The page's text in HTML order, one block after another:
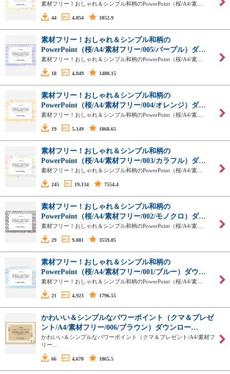
素材フリー！おしゃれ＆シンプル和柄のPowerPoint（桜/A4/素…
44 4,854 1852.9
素材フリー！おしゃれ＆シンプル和柄の
PowerPoint（桜/A4/素材フリー/005/パープル）ダ…
素材フリー！おしゃれ＆シンプル和柄のPowerPoint（桜/A4/素…
18 4,049 1480.15
素材フリー！おしゃれ＆シンプル和柄の
PowerPoint（桜/A4/素材フリー/004/オレンジ）ダ…
素材フリー！おしゃれ＆シンプル和柄のPowerPoint（桜/A4/素…
19 5,149 1868.65
素材フリー！おしゃれ＆シンプル和柄の
PowerPoint（桜/A4/素材フリー/003/カラフル）ダ…
素材フリー！おしゃれ＆シンプル和柄のPowerPoint（桜/A4/素…
245 19,134 7554.4
素材フリー！おしゃれ＆シンプル和柄の
PowerPoint（桜/A4/素材フリー/002/モノクロ）ダ…
素材フリー！おしゃれ＆シンプル和柄のPowerPoint（桜/A4/素…
29 9,881 3559.85
素材フリー！おしゃれ＆シンプル和柄の
PowerPoint（桜/A4/素材フリー/001/ブルー）ダウ…
素材フリー！おしゃれ＆シンプル和柄のPowerPoint（桜/A4/素…
21 4,923 1796.55
かわいい＆シンプルなパワーポイント（クマ＆プレゼ
ント/A4/素材フリー/006/ブラウン）ダウンロー…
かわいい＆シンプルなパワーポイント（クマ＆プレゼント/A4/素材フ
リー…
66 4,670 1865.5